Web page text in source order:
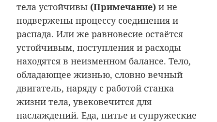
тела устойчивы (Примечание) и не
подвержены процессу соединения и
распада. Или же равновесие остаётся
устойчивым, поступления и расходы
находятся в неизменном балансе. Тело,
обладающее жизнью, словно вечный
двигатель, наряду с работой станка
жизни тела, увековечится для
наслаждений. Еда, питье и супружеские